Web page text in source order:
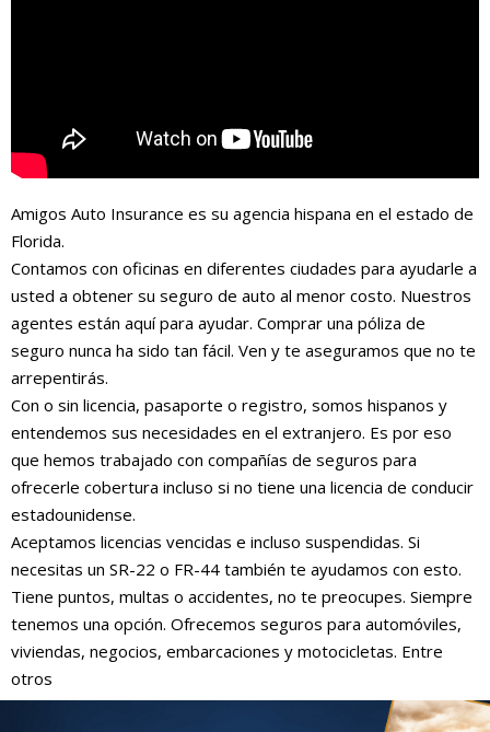
Amigos Auto Insurance es su agencia hispana en el estado de
Florida.
Contamos con oficinas en diferentes ciudades para ayudarle a
usted a obtener su seguro de auto al menor costo. Nuestros
agentes están aquí para ayudar. Comprar una póliza de
seguro nunca ha sido tan fácil. Ven y te aseguramos que no te
arrepentirás.
Con o sin licencia, pasaporte o registro, somos hispanos y
entendemos sus necesidades en el extranjero. Es por eso
que hemos trabajado con compañías de seguros para
ofrecerle cobertura incluso si no tiene una licencia de conducir
estadounidense.
Aceptamos licencias vencidas e incluso suspendidas. Si
necesitas un SR-22 o FR-44 también te ayudamos con esto.
Tiene puntos, multas o accidentes, no te preocupes. Siempre
tenemos una opción. Ofrecemos seguros para automóviles,
viviendas, negocios, embarcaciones y motocicletas. Entre
otros